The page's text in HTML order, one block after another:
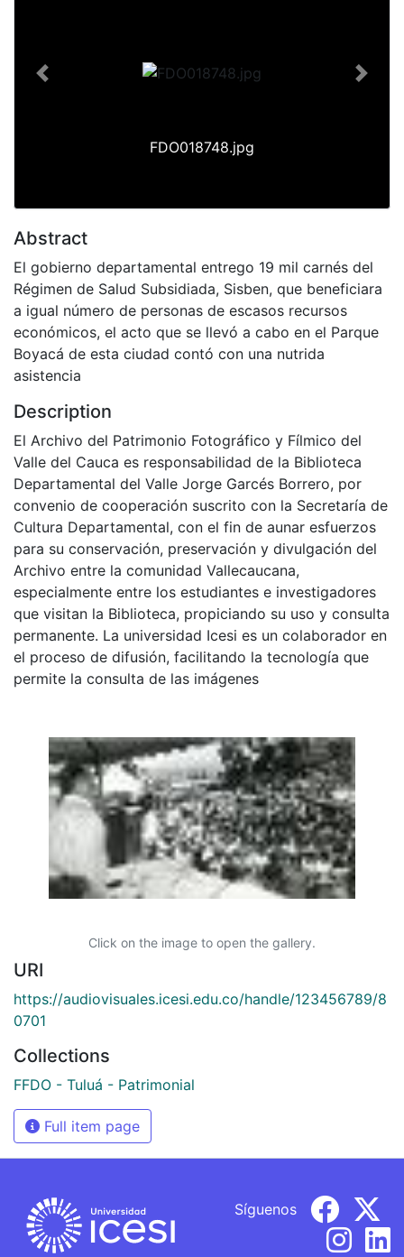
FDO018748.jpg
Previous Next
Abstract
El gobierno departamental entrego 19 mil carnés del
Régimen de Salud Subsidiada, Sisben, que beneficiara
a igual número de personas de escasos recursos
económicos, el acto que se llevó a cabo en el Parque
Boyacá de esta ciudad contó con una nutrida
asistencia
Description
El Archivo del Patrimonio Fotográfico y Fílmico del
Valle del Cauca es responsabilidad de la Biblioteca
Departamental del Valle Jorge Garcés Borrero, por
convenio de cooperación suscrito con la Secretaría de
Cultura Departamental, con el fin de aunar esfuerzos
para su conservación, preservación y divulgación del
Archivo entre la comunidad Vallecaucana,
especialmente entre los estudiantes e investigadores
que visitan la Biblioteca, propiciando su uso y consulta
permanente. La universidad Icesi es un colaborador en
el proceso de difusión, facilitando la tecnología que
permite la consulta de las imágenes
Click on the image to open the gallery.
URI
https://audiovisuales.icesi.edu.co/handle/123456789/8
0701
Collections
FFDO - Tuluá - Patrimonial
Full item page
Síguenos